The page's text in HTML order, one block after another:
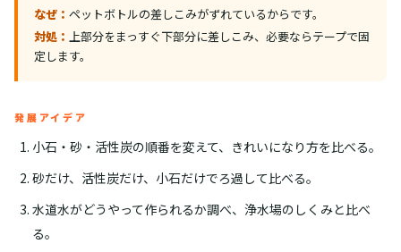
なぜ： ペットボトルの差しこみがずれているからです。
対処： 上部分をまっすぐ下部分に差しこみ、必要ならテープで固
定します。
発展アイデア
小石・砂・活性炭の順番を変えて、きれいになり方を比べる。
砂だけ、活性炭だけ、小石だけでろ過して比べる。
水道水がどうやって作られるか調べ、浄水場のしくみと比べ
る。